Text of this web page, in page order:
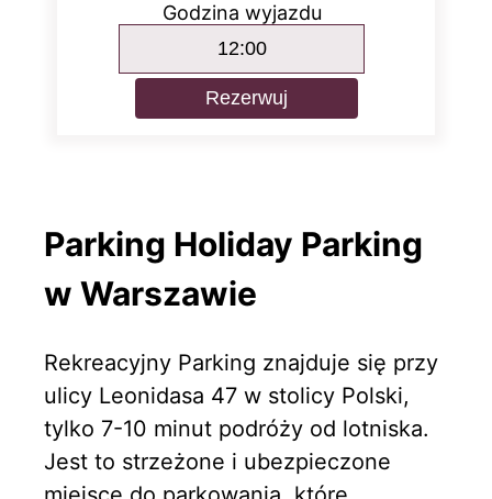
Godzina wyjazdu
Rezerwuj
Parking Holiday Parking
w Warszawie
Rekreacyjny Parking znajduje się przy
ulicy Leonidasa 47 w stolicy Polski,
tylko 7-10 minut podróży od lotniska.
Jest to strzeżone i ubezpieczone